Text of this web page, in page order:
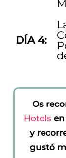
DÍA 4:
Os
Hotels
y
gustó